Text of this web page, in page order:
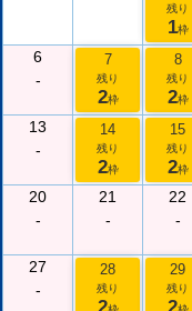
残り
1枠
6
-
7
残り
2枠
8
残り
2枠
13
-
14
残り
2枠
15
残り
2枠
20
-
21
-
22
-
27
-
28
残り
29
残り